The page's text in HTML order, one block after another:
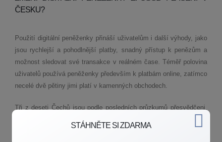
ČESKU?
Použití digitální peněženky přináší uživatelům i další výhody, jako
jsou rychlejší a pohodlnější platby, snadný přístup k penězům a
možnost sledovat své transakce v reálném čase. Téměř polovina
uživatelů používá peněženky především k platbám online, zatímco
necelé dvě pětiny jimi platí v kamenných obchodech.
Tři z deseti Čechů jsou podle posledních průzkumů přesvědčeni,
že placení digitální peněženkou může v dohledné době nahradit
STÁHNĚTE SI ZDARMA